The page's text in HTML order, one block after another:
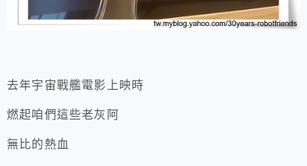
去年宇宙戰艦電影上映時
燃起咱們這些老灰阿
無比的熱血